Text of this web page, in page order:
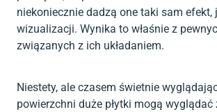
niekoniecznie dadzą one taki sam efekt,
wizualizacji. Wynika to właśnie z
związanych z ich układaniem.
Niestety, ale czasem świetnie
powierzchni duże płytki mogą wyglądać